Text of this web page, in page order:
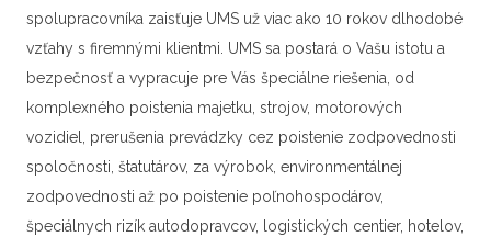
spolupracovníka zaisťuje UMS už viac ako 10 rokov dlhodobé
vzťahy s firemnými klientmi. UMS sa postará o Vašu istotu a
bezpečnosť a vypracuje pre Vás špeciálne riešenia, od
komplexného poistenia majetku, strojov, motorových
vozidiel, prerušenia prevádzky cez poistenie zodpovednosti
spoločnosti, štatutárov, za výrobok, environmentálnej
zodpovednosti až po poistenie poľnohospodárov,
špeciálnych rizík autodopravcov, logistických centier, hotelov,